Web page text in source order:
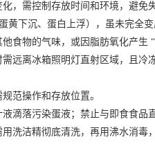
需控制存放时间和环境，避免失
下沉、蛋白上浮），虽未完全
食物的气味，或因脂肪氧化产生
远离冰箱照明灯直射区域，且冷
范操作和存放位置。
落污染蛋液；禁止与即食食品
洗洁精彻底清洗，再用沸水消毒